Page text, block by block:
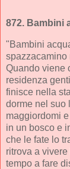
872. Bambini
"Bambini
spazzacamino
Quando viene
residenza
finisce nella
dorme nel suo
maggiordomi
in un bosco e
che le fate lo
ritrova a
tempo a fare